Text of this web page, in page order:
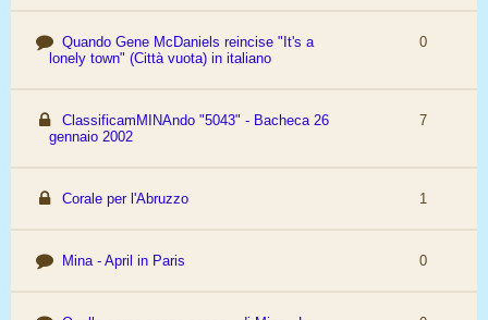
Quando Gene McDaniels reincise "It's a
lonely town" (Città vuota) in italiano
0
ClassificamMINAndo "5043" - Bacheca 26
gennaio 2002
7
Corale per l'Abruzzo 1
Mina - April in Paris 0